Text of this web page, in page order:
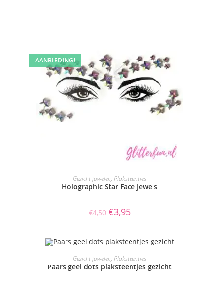
AANBIEDING!
TOEVOEGEN AAN WINKELWAGEN
Gezicht juwelen, Plaksteentjes
Holographic Star Face Jewels
€4,50 Oorspronkelijke
prijs
€3,95Huidige
prijs
TOEVOEGEN AAN WINKELWAGEN
Gezicht juwelen, Plaksteentjes
Paars geel dots plaksteentjes gezicht